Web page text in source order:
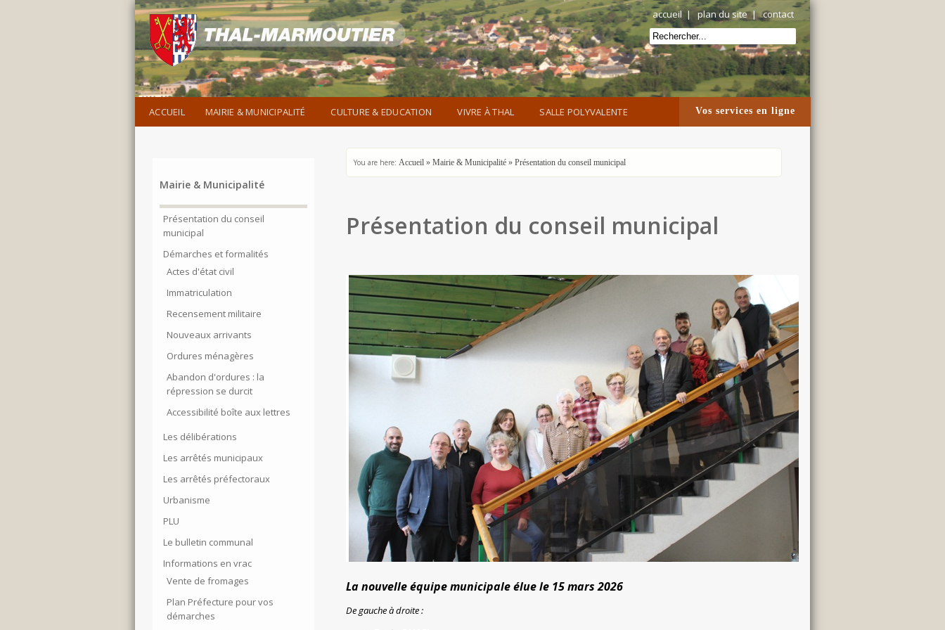
accueil |plan du site|contact
ACCUEIL MAIRIE & MUNICIPALITÉ CULTURE & EDUCATION VIVRE À THAL SALLE POLYVALENTE Vos services en ligne
Mairie & Municipalité
Présentation du conseil
municipal
Démarches et formalités
Actes d'état civil
Immatriculation
Recensement militaire
Nouveaux arrivants
Ordures ménagères
Abandon d'ordures : la
répression se durcit
Accessibilité boîte aux lettres
Les délibérations
Les arrêtés municipaux
Les arrêtés préfectoraux
Urbanisme
PLU
Le bulletin communal
Informations en vrac
Vente de fromages
Plan Préfecture pour vos
démarches
You are here: Accueil » Mairie & Municipalité » Présentation du conseil municipal
Présentation du conseil municipal
La nouvelle équipe municipale élue le 15 mars 2026
De gauche à droite :